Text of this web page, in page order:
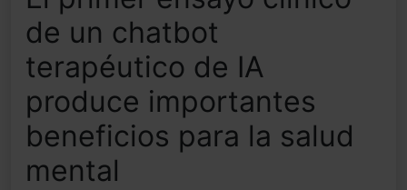
de un chatbot
terapéutico de IA
produce importantes
beneficios para la salud
mental